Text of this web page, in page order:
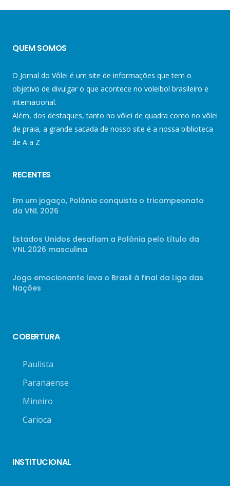
QUEM SOMOS
O Jornal do Vôlei é um site de informações que tem o
objetivo de divulgar o que acontece no voleibol brasileiro e
internacional.
Além, dos destaques, tanto no vôlei de quadra como no vôlei
de praia, a grande sacada de nosso site é a nossa biblioteca
de A a Z
RECENTES
Em um jogaço, Polônia conquista o tricampeonato
da VNL 2026
Estados Unidos desafiam a Polônia pelo título da
VNL 2026 masculina
Jogo emocionante leva o Brasil à final da Liga das
Nações
COBERTURA
Paulista
Paranaense
Mineiro
Carioca
INSTITUCIONAL